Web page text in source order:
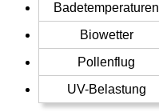
Badetemperaturen
Biowetter
Pollenflug
UV-Belastung